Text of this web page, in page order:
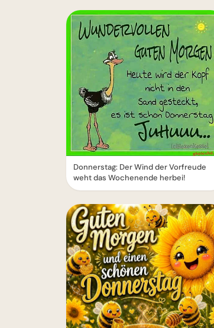
Donnerstag: Der Wind der Vorfreude
weht das Wochenende herbei!